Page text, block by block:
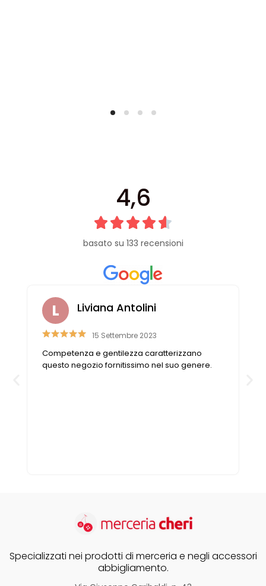
4,6
basato su 133 recensioni
Liviana Antolini
15 Settembre 2023
Competenza e gentilezza caratterizzano
questo negozio fornitissimo nel suo genere.
Specializzati nei prodotti di merceria e negli accessori
abbigliamento.